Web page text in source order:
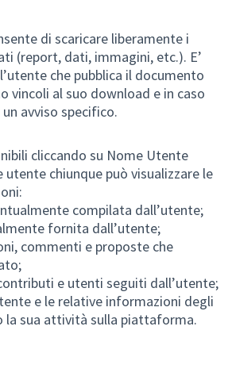
di scaricare liberamente i
(report, dati, immagini, etc.). E’
che pubblica il documento
vincoli al suo download e in caso
avviso specifico.
cliccando su Nome Utente
utente chiunque può visualizzare le
compilata dall’utente;
fornita dall’utente;
commenti e proposte che
e utenti seguiti dall’utente;
e le relative informazioni degli
la sua attività sulla piattaforma.